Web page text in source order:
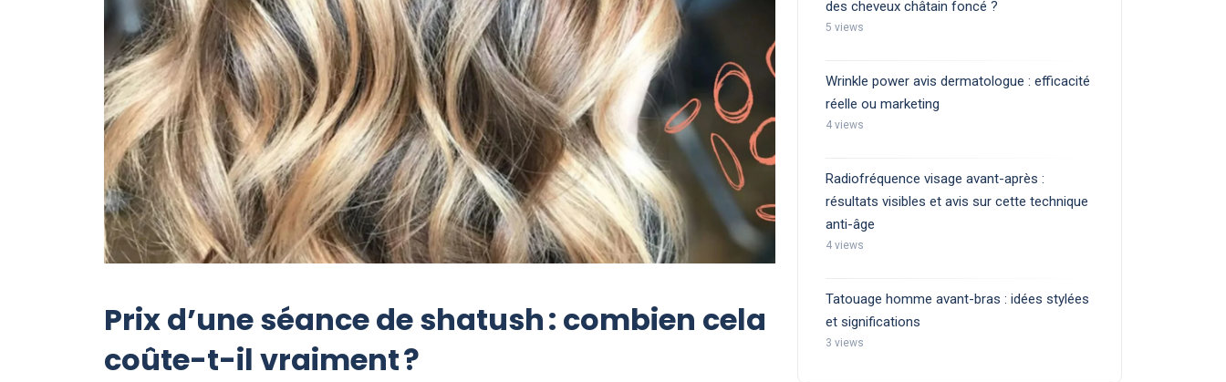
Prix d’une séance de shatush : combien cela
coûte-t-il vraiment ?
des cheveux châtain foncé ?
5 views
Wrinkle power avis dermatologue : efficacité
réelle ou marketing
4 views
Radiofréquence visage avant-après :
résultats visibles et avis sur cette technique
anti-âge
4 views
Tatouage homme avant-bras : idées stylées
et significations
3 views